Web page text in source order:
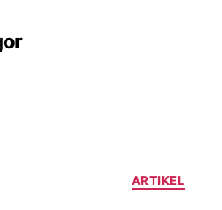
Categories
ARTIKEL